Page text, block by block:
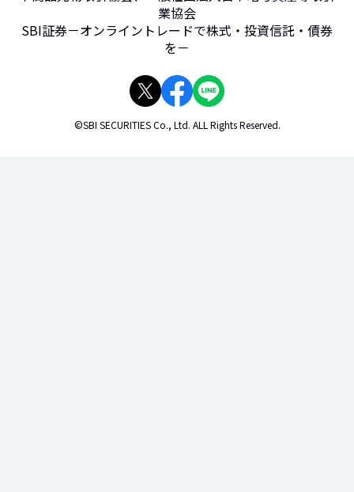
業協会
SBI証券－オンライントレードで株式・投資信託・債券
を－
©SBI SECURITIES Co., Ltd. ALL Rights Reserved.